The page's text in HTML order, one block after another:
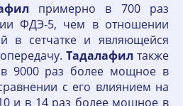
примерно в 700 раз
ФДЭ-5, чем в отношении
в сетчатке и являющейся
Тадалафил также
в 9000 раз более мощное в
с его влиянием на
и в 14 раз более мощное в